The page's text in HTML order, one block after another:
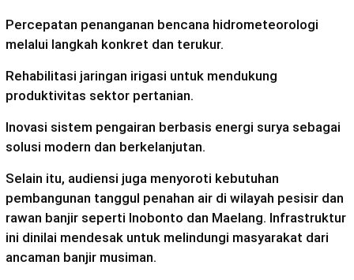
Percepatan penanganan bencana hidrometeorologi
melalui langkah konkret dan terukur.
Rehabilitasi jaringan irigasi untuk mendukung
produktivitas sektor pertanian.
Inovasi sistem pengairan berbasis energi surya sebagai
solusi modern dan berkelanjutan.
Selain itu, audiensi juga menyoroti kebutuhan
pembangunan tanggul penahan air di wilayah pesisir dan
rawan banjir seperti Inobonto dan Maelang. Infrastruktur
ini dinilai mendesak untuk melindungi masyarakat dari
ancaman banjir musiman.